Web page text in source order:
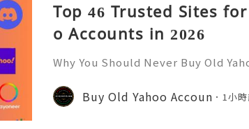
Top 46 Trusted Sites
o Accounts in 2026
Why You Should Never Buy Old
onal communication, business
ccount recovery. Because of
Buy Old Yahoo Accoun 1小